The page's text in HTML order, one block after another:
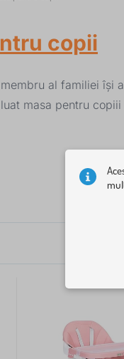
copii
al familiei își
masa pentru copiii